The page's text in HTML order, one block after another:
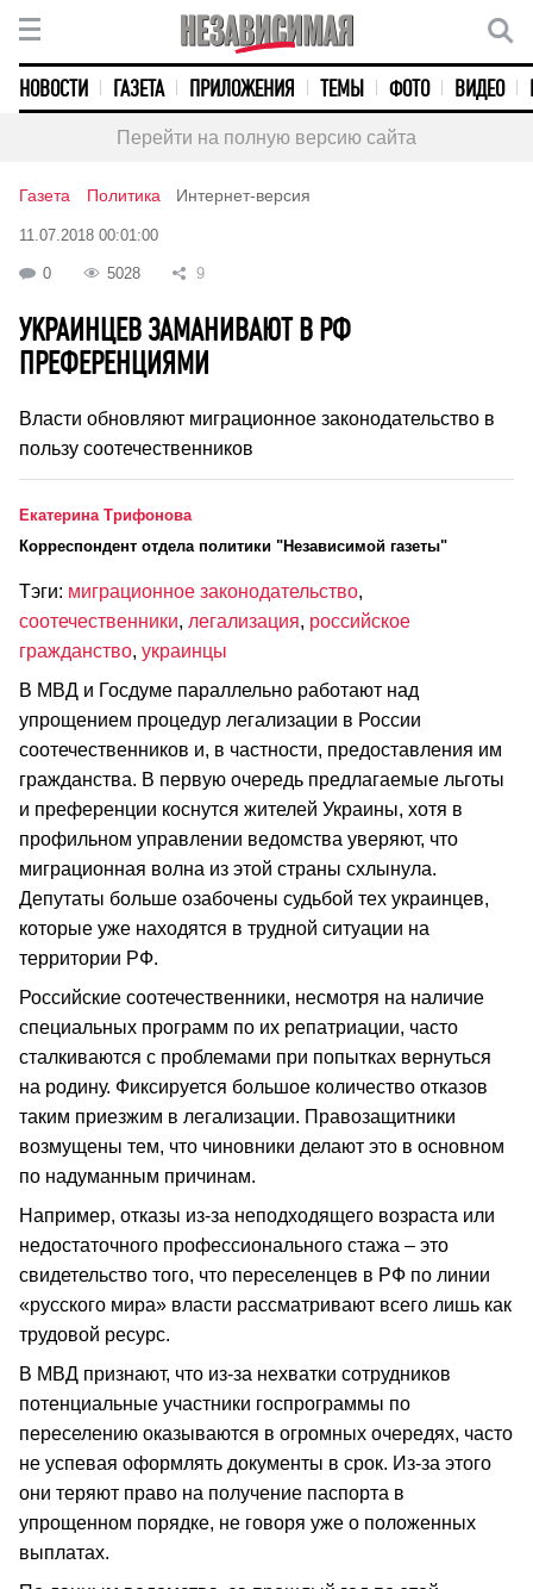
НОВОСТИ ГАЗЕТА ПРИЛОЖЕНИЯ ТЕМЫ ФОТО ВИДЕО
Перейти на полную версию сайта
Газета Политика Интернет-версия
11.07.2018 00:01:00
0 5028 9
УКРАИНЦЕВ ЗАМАНИВАЮТ В РФ
ПРЕФЕРЕНЦИЯМИ
Власти обновляют миграционное законодательство в
пользу соотечественников
Екатерина Трифонова
Корреспондент отдела политики "Независимой газеты"
Тэги: миграционное законодательство,
соотечественники, легализация, российское
гражданство, украинцы
В МВД и Госдуме параллельно работают над
упрощением процедур легализации в России
соотечественников и, в частности, предоставления им
гражданства. В первую очередь предлагаемые льготы
и преференции коснутся жителей Украины, хотя в
профильном управлении ведомства уверяют, что
миграционная волна из этой страны схлынула.
Депутаты больше озабочены судьбой тех украинцев,
которые уже находятся в трудной ситуации на
территории РФ.
Российские соотечественники, несмотря на наличие
специальных программ по их репатриации, часто
сталкиваются с проблемами при попытках вернуться
на родину. Фиксируется большое количество отказов
таким приезжим в легализации. Правозащитники
возмущены тем, что чиновники делают это в основном
по надуманным причинам.
Например, отказы из-за неподходящего возраста или
недостаточного профессионального стажа – это
свидетельство того, что переселенцев в РФ по линии
«русского мира» власти рассматривают всего лишь как
трудовой ресурс.
В МВД признают, что из-за нехватки сотрудников
потенциальные участники госпрограммы по
переселению оказываются в огромных очередях, часто
не успевая оформлять документы в срок. Из-за этого
они теряют право на получение паспорта в
упрощенном порядке, не говоря уже о положенных
выплатах.